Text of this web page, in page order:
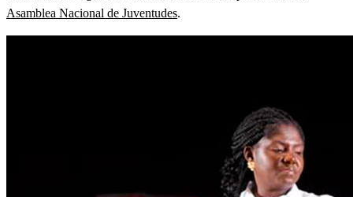
Asamblea Nacional de Juventudes.